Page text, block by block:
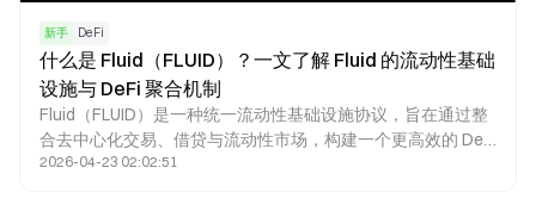
新手 DeFi
什么是 Fluid（FLUID）？一文了解 Fluid 的流动性基础
设施与 DeFi 聚合机制
Fluid（FLUID）是一种统一流动性基础设施协议，旨在通过整
合去中心化交易、借贷与流动性市场，构建一个更高效的 DeFi
资金利用体系。随着去中心化金融的发展，流动性分散问题逐
2026-04-23 02:02:51